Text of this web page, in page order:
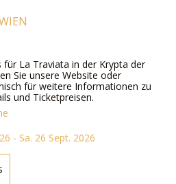
La Traviata in der Krypta der
Sie unsere Website oder
für weitere Informationen zu
und Ticketpreisen.
- Sa. 26 Sept. 2026